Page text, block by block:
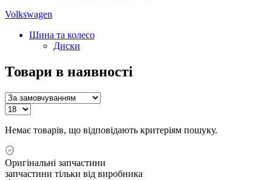
Volkswagen
Шина та колесо
Диски
Товари в наявності
Немає товарів, що відповідають критеріям пошуку.
Оригінальні запчастини
запчастини тільки від виробника